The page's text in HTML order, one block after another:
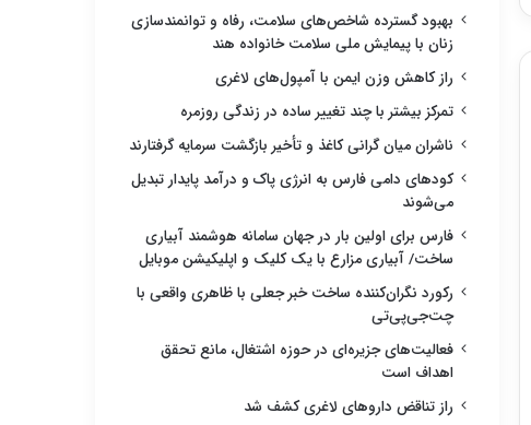
بهبود گسترده شاخص‌های سلامت، رفاه و توانمندسازی
زنان با پیمایش ملی سلامت خانواده هند
راز کاهش وزن ایمن با آمپول‌های لاغری
تمرکز بیشتر با چند تغییر ساده در زندگی روزمره
ناشران میان گرانی کاغذ و تأخیر بازگشت سرمایه گرفتارند
کودهای دامی فارس به انرژی پاک و درآمد پایدار تبدیل
می‌شوند
فارس برای اولین بار در جهان سامانه هوشمند آبیاری
ساخت/ آبیاری مزارع با یک کلیک و اپلیکیشن موبایل
رکورد نگران‌کننده ساخت خبر جعلی با ظاهری واقعی با
چت‌جی‌پی‌تی
فعالیت‌های جزیره‌ای در حوزه اشتغال، مانع تحقق
اهداف است
راز تناقض داروهای لاغری کشف شد